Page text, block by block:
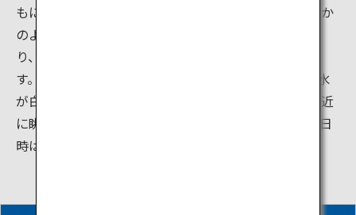
もに立ち上がる水煙、のぞき込むと吸い込まれていくか
のような巨大な黒部ダムは、堤高186mで日本一を誇
り、その圧倒的な迫力で多くの観光客を魅了していま
す。6月下旬から10月中旬までは、毎秒10トン以上の水
が白い水煙を上げて噴出される大迫力の観光放水を間近
に眺めることができます。（イベント等の開催状況や日
時は公式HPをご確認ください。）